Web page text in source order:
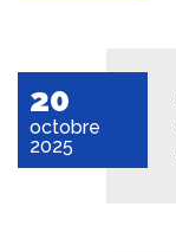
20
octobre
2025